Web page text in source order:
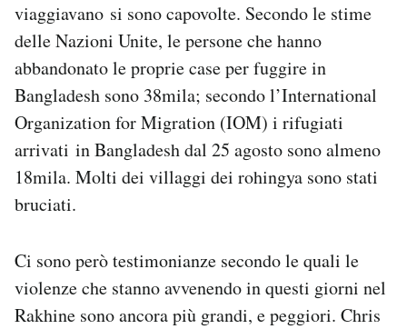
viaggiavano si sono capovolte. Secondo le stime
delle Nazioni Unite, le persone che hanno
abbandonato le proprie case per fuggire in
Bangladesh sono 38mila; secondo l’International
Organization for Migration (IOM) i rifugiati
arrivati in Bangladesh dal 25 agosto sono almeno
18mila. Molti dei villaggi dei rohingya sono stati
bruciati.
Ci sono però testimonianze secondo le quali le
violenze che stanno avvenendo in questi giorni nel
Rakhine sono ancora più grandi, e peggiori. Chris